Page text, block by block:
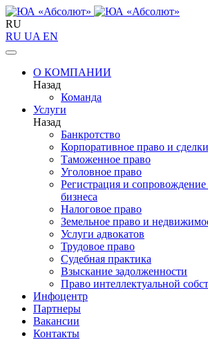
RU
RU UA EN
О КОМПАНИИ
Назад
Команда
Услуги
Назад
Банкротство
Корпоративное право и
Таможенное право
Уголовное право
Регистрация и сопровождение
бизнеса
Налоговое право
Земельное право и
Услуги адвокатов
Трудовое право
Судебная практика
Взыскание задолженности
Право интеллектуальной
Инфоцентр
Партнеры
Вакансии
Контакты